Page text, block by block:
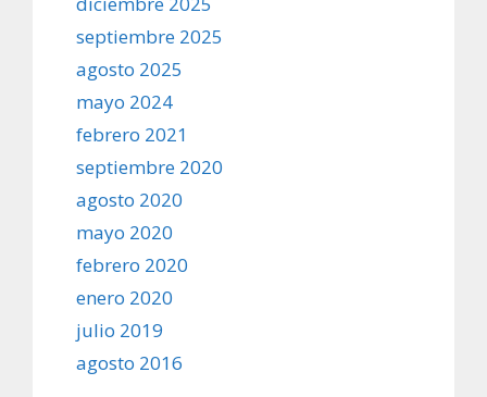
septiembre 2025
agosto 2025
mayo 2024
febrero 2021
septiembre 2020
agosto 2020
mayo 2020
febrero 2020
enero 2020
julio 2019
agosto 2016